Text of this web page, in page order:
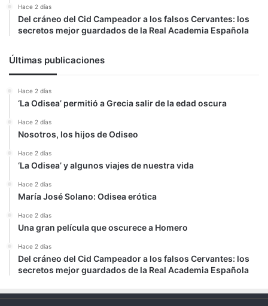
Hace 2 días
Del cráneo del Cid Campeador a los falsos Cervantes: los
secretos mejor guardados de la Real Academia Española
Últimas publicaciones
Hace 2 días
‘La Odisea’ permitió a Grecia salir de la edad oscura
Hace 2 días
Nosotros, los hijos de Odiseo
Hace 2 días
‘La Odisea’ y algunos viajes de nuestra vida
Hace 2 días
María José Solano: Odisea erótica
Hace 2 días
Una gran película que oscurece a Homero
Hace 2 días
Del cráneo del Cid Campeador a los falsos Cervantes: los
secretos mejor guardados de la Real Academia Española